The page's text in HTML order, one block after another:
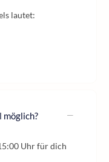
lautet:
möglich?
Uhr für dich